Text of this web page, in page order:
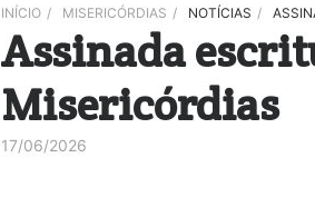
INÍCIO / MISERICÓRDIAS / NOTÍCIAS /
Assinada
Misericórdias
17/06/2026